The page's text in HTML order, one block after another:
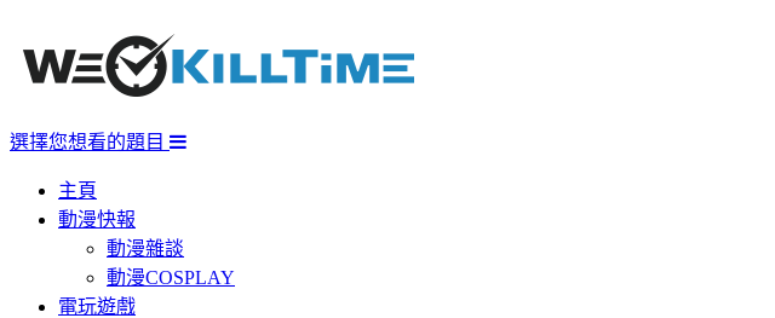
選擇您想看的題目
主頁
動漫快報
動漫雜談
動漫COSPLAY
電玩遊戲